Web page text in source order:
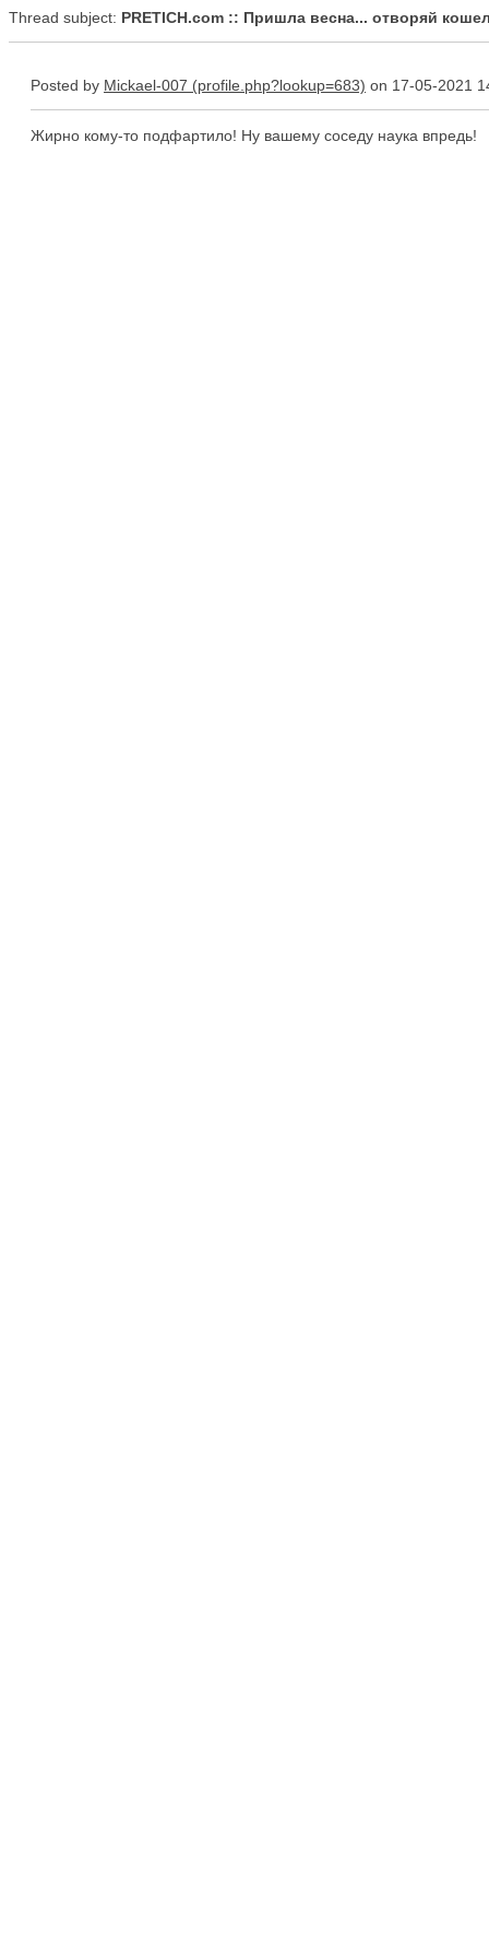
Thread subject: PRETICH.com :: Пришла весна... отворяй
Posted by Mickael-007 on 17-05-2021
Жирно кому-то подфартило! Ну вашему соседу наука впредь!